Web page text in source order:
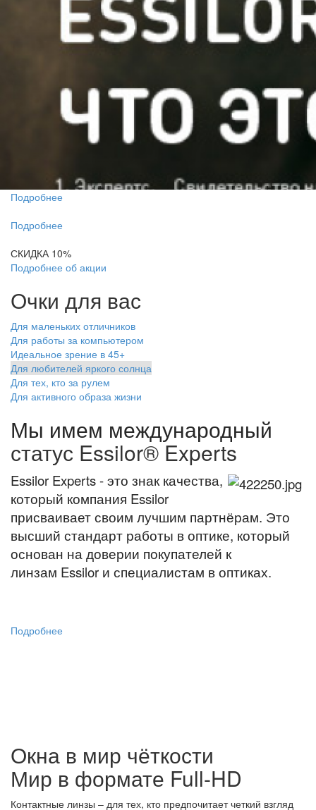
Подробнее
Подробнее
СКИДКА 10%
Подробнее об акции
Очки для вас
Для маленьких отличников
Для работы за компьютером
Идеальное зрение в 45+
Для любителей яркого солнца
Для тех, кто за рулем
Для активного образа жизни
Мы имем международный
статус Essilor® Experts
Essilor Experts - это знак качества,
который компания Essilor
присваивает своим лучшим партнёрам. Это
высший стандарт работы в оптике, который
основан на доверии покупателей к
линзам Essilor и специалистам в оптиках.
Подробнее
Окна в мир чёткости
Мир в формате Full-HD
Контактные линзы – для тех, кто предпочитает четкий взгляд